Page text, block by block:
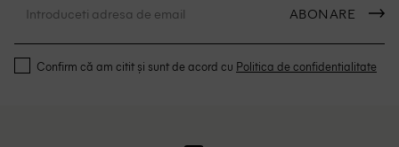
ABONARE
Confirm că am citit și sunt de acord cu Politica de confidentialitate